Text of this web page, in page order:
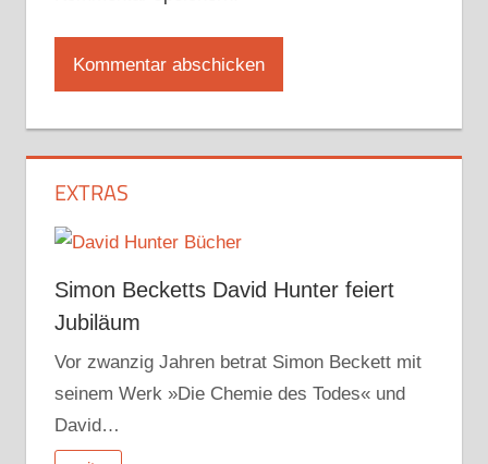
EXTRAS
Simon Becketts David Hunter feiert
Jubiläum
Vor zwanzig Jahren betrat Simon Beckett mit
seinem Werk »Die Chemie des Todes« und
David…